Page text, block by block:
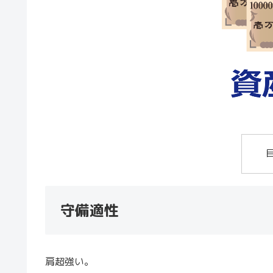
守備適性
肩超強い。